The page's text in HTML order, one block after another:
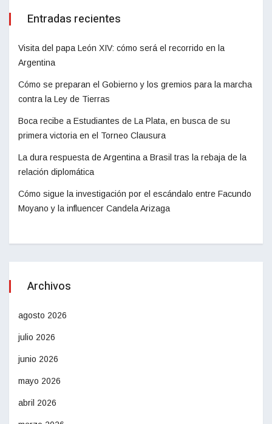
Entradas recientes
Visita del papa León XIV: cómo será el recorrido en la
Argentina
Cómo se preparan el Gobierno y los gremios para la marcha
contra la Ley de Tierras
Boca recibe a Estudiantes de La Plata, en busca de su
primera victoria en el Torneo Clausura
La dura respuesta de Argentina a Brasil tras la rebaja de la
relación diplomática
Cómo sigue la investigación por el escándalo entre Facundo
Moyano y la influencer Candela Arizaga
Archivos
agosto 2026
julio 2026
junio 2026
mayo 2026
abril 2026